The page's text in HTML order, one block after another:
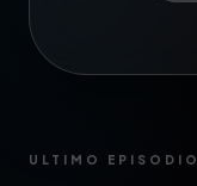
ULTIMO EPISODIO